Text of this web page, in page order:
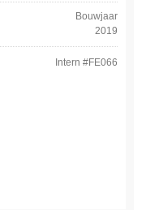
Bouwjaar
2019
Intern #FE066